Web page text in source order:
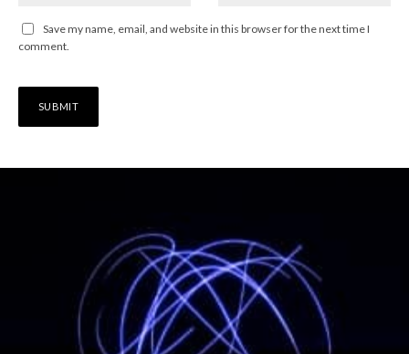
Save my name, email, and website in this browser for the next time I
comment.